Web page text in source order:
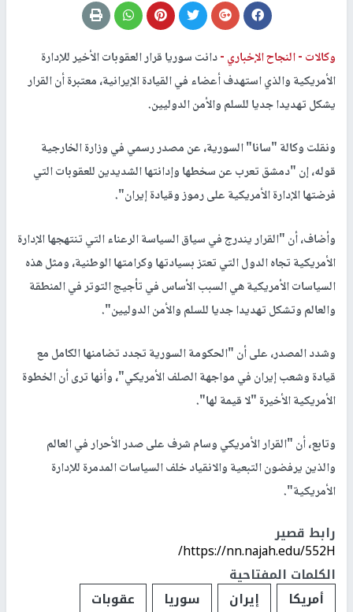
وكالات -النجاح الإخباري -دانت سوريا قرار العقوبات الأخير للإدارة
الأمريكية والذي استهدف أعضاء في القيادة الإيرانية، معتبرة أن القرار
يشكل تهديدا جديا للسلم والأمن الدوليين.
ونقلت وكالة "سانا" السورية، عن مصدر رسمي في وزارة الخارجية
قوله، إن "دمشق تعرب عن سخطها وإدانتها الشديدين للعقوبات التي
فرضتها الإدارة الأمريكية على رموز وقيادة إيران".
وأضاف، أن "القرار يندرج في سياق السياسة الرعناء التي تنتهجها الإدارة
الأمريكية تجاه الدول التي تعتز بسيادتها وكرامتها الوطنية، ومثل هذه
السياسات الأمريكية هي السبب الأساس في تأجيج التوتر في المنطقة
والعالم وتشكل تهديدا جديا للسلم والأمن الدوليين".
وشدد المصدر، على أن "الحكومة السورية تجدد تضامنها الكامل مع
قيادة وشعب إيران في مواجهة الصلف الأمريكي"، وأنها ترى أن الخطوة
الأمريكية الأخيرة "لا قيمة لها".
وتابع، أن "القرار الأمريكي وسام شرف على صدر الأحرار في العالم
والذين يرفضون التبعية والانقياد خلف السياسات المدمرة للإدارة
الأمريكية".
رابط قصير
https://nn.najah.edu/552H/
الكلمات المفتاحية
أمريكا
إيران سوريا عقوبات